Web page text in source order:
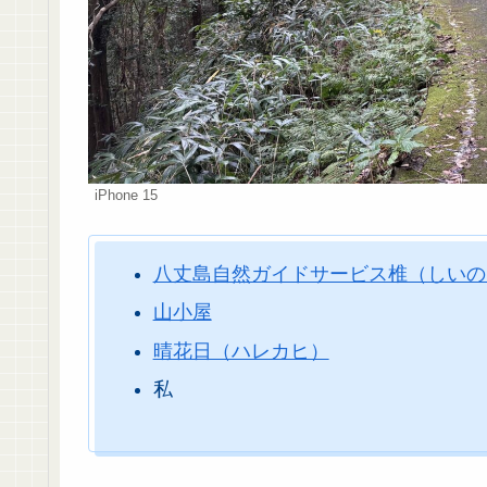
iPhone 15
八丈島自然ガイドサービス椎（しい
山小屋
晴花日（ハレカヒ）
私